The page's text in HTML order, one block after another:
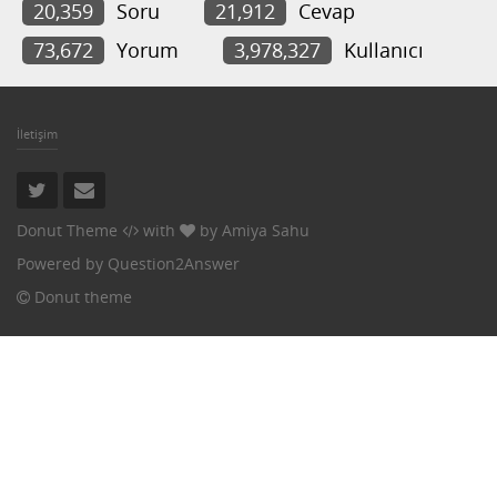
20,359 Soru 21,912
Cevap
73,672
Yorum 3,978,327 Kullanıcı
İletişim
Donut Theme with by Amiya Sahu
Powered by Question2Answer
Donut theme